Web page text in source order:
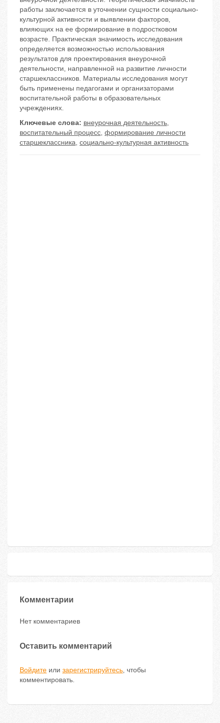
работы заключается в уточнении сущности социально-
культурной активности и выявлении факторов,
влияющих на ее формирование в подростковом
возрасте. Практическая значимость исследования
определяется возможностью использования
результатов для проектирования внеурочной
деятельности, направленной на развитие личности
старшеклассников. Материалы исследования могут
быть применены педагогами и организаторами
воспитательной работы в образовательных
учреждениях.
Ключевые слова: внеурочная деятельность,
воспитательный процесс, формирование личности
старшеклассника, социально-культурная активность
Комментарии
Нет комментариев
Оставить комментарий
Войдите или зарегистрируйтесь, чтобы
комментировать.